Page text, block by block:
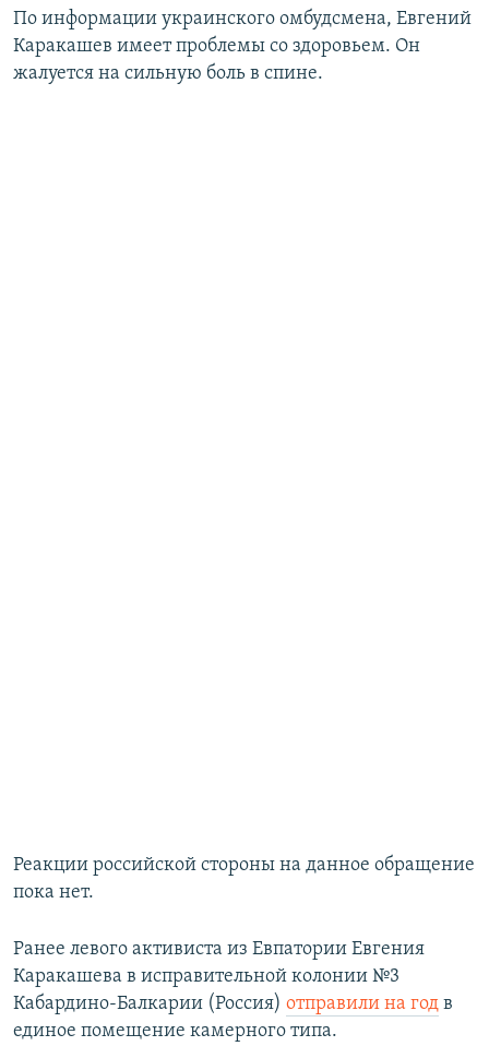
По информации украинского омбудсмена, Евгений
Каракашев имеет проблемы со здоровьем. Он
жалуется на сильную боль в спине.
Реакции российской стороны на данное обращение
пока нет.
Ранее левого активиста из Евпатории Евгения
Каракашева в исправительной колонии №3
Кабардино-Балкарии (Россия) отправили на год в
единое помещение камерного типа.